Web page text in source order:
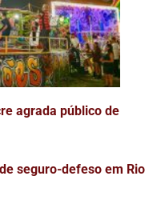
agrada público de
seguro-defeso em Rio